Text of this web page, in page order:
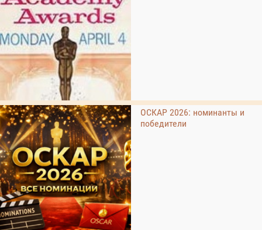
ОСКАР 2026: номинанты и
победители